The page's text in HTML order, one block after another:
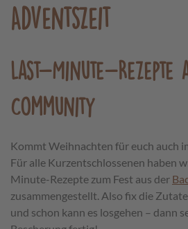
Adventszeit
Last-Minute-Rezepte
Community
Kommt Weihnachten für euch auch
Für alle Kurzentschlossenen haben
Minute-Rezepte zum Fest aus der
zusammengestellt. Also fix die
und schon kann es losgehen – dann